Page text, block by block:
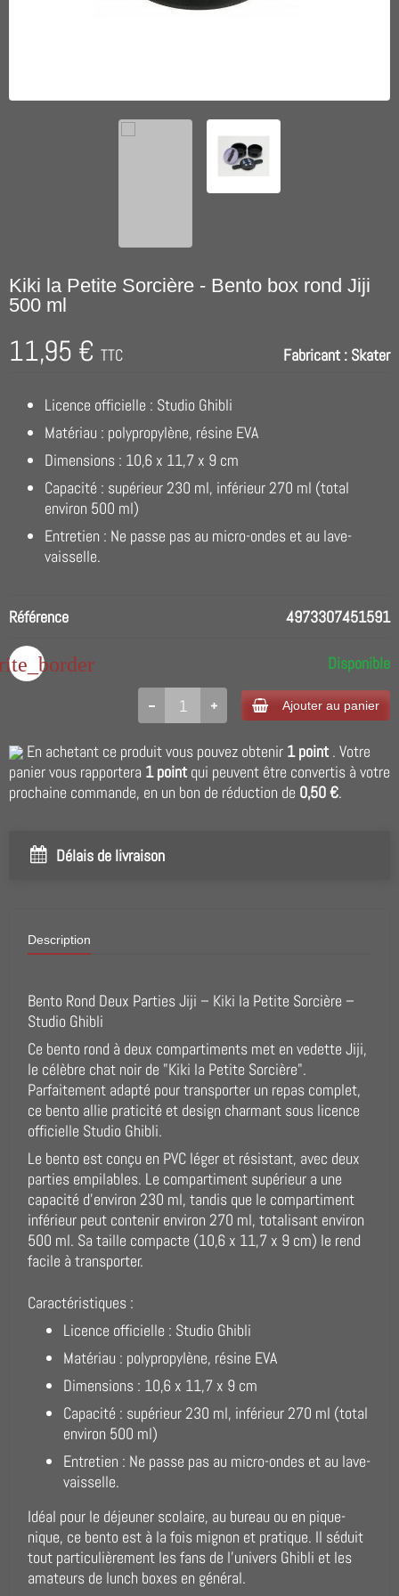
Kiki la Petite Sorcière - Bento box rond Jiji
500 ml
Fabricant : Skater
11,95 € TTC
Licence officielle : Studio Ghibli
Matériau : polypropylène, résine EVA
Dimensions : 10,6 x 11,7 x 9 cm
Capacité : supérieur 230 ml, inférieur 270 ml (total
environ 500 ml)
Entretien : Ne passe pas au micro-ondes et au lave-
vaisselle.
Référence 4973307451591
Disponible
Ajouter au panier
En achetant ce produit vous pouvez obtenir 1 point . Votre
panier vous rapportera 1point qui peuvent être convertis à votre
prochaine commande, en un bon de réduction de 0,50 €.
Délais de livraison
Description
Bento Rond Deux Parties Jiji – Kiki la Petite Sorcière –
Studio Ghibli
Ce bento rond à deux compartiments met en vedette Jiji,
le célèbre chat noir de "Kiki la Petite Sorcière".
Parfaitement adapté pour transporter un repas complet,
ce bento allie praticité et design charmant sous licence
officielle Studio Ghibli.
Le bento est conçu en PVC léger et résistant, avec deux
parties empilables. Le compartiment supérieur a une
capacité d'environ 230 ml, tandis que le compartiment
inférieur peut contenir environ 270 ml, totalisant environ
500 ml. Sa taille compacte (10,6 x 11,7 x 9 cm) le rend
facile à transporter.
Caractéristiques :
Licence officielle : Studio Ghibli
Matériau : polypropylène, résine EVA
Dimensions : 10,6 x 11,7 x 9 cm
Capacité : supérieur 230 ml, inférieur 270 ml (total
environ 500 ml)
Entretien : Ne passe pas au micro-ondes et au lave-
vaisselle.
Idéal pour le déjeuner scolaire, au bureau ou en pique-
nique, ce bento est à la fois mignon et pratique. Il séduit
tout particulièrement les fans de l’univers Ghibli et les
amateurs de lunch boxes en général.